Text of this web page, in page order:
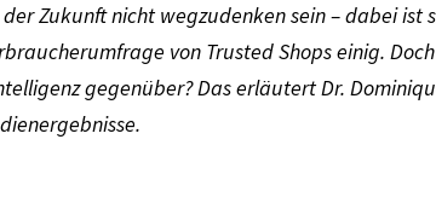
Zukunft nicht wegzudenken sein – dabei ist
von Trusted Shops einig.
gegenüber? Das erläutert Dr.